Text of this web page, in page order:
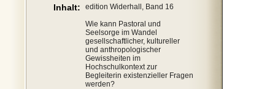
Inhalt:
edition Widerhall, Band 16
Wie kann Pastoral und
Seelsorge im Wandel
gesellschaftlicher, kultureller
und anthropologischer
Gewissheiten im
Hochschulkontext zur
Begleiterin existenzieller Fragen
werden?